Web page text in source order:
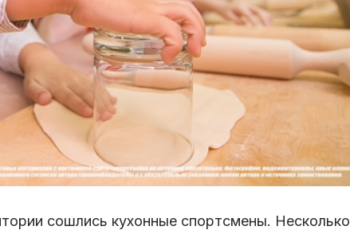
сошлись кухонные спортсмены. Несколько